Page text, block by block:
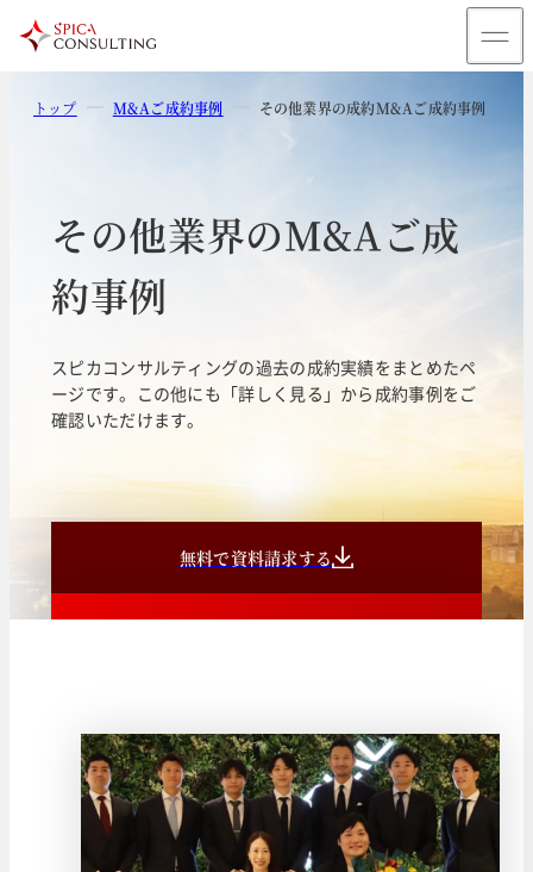
トップ M&Aご成約事例 その他業界の成約M&Aご成約事例
その他業界のM&Aご成
約事例
スピカコンサルティングの過去の成約実績をまとめたペ
ージです。この他にも「詳しく見る」から成約事例をご
確認いただけます。
無料で資料請求する